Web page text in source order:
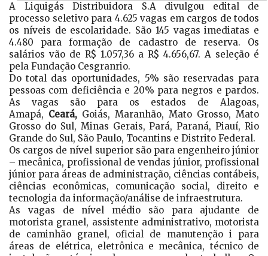
A Liquigás Distribuidora S.A divulgou edital de
processo seletivo para 4.625 vagas em cargos de todos
os níveis de escolaridade. São 145 vagas imediatas e
4.480 para formação de cadastro de reserva. Os
salários vão de R$ 1.057,36 a R$ 4.656,67. A seleção é
pela Fundação Cesgranrio.
Do total das oportunidades, 5% são reservadas para
pessoas com deficiência e 20% para negros e pardos.
As vagas são para os estados de Alagoas,
Amapá, Ceará, Goiás, Maranhão, Mato Grosso, Mato
Grosso do Sul, Minas Gerais, Pará, Paraná, Piauí, Rio
Grande do Sul, São Paulo, Tocantins e Distrito Federal.
Os cargos de nível superior são para engenheiro júnior
– mecânica, profissional de vendas júnior, profissional
júnior para áreas de administração, ciências contábeis,
ciências econômicas, comunicação social, direito e
tecnologia da informação/análise de infraestrutura.
As vagas de nível médio são para ajudante de
motorista granel, assistente administrativo, motorista
de caminhão granel, oficial de manutenção i para
áreas de elétrica, eletrônica e mecânica, técnico de